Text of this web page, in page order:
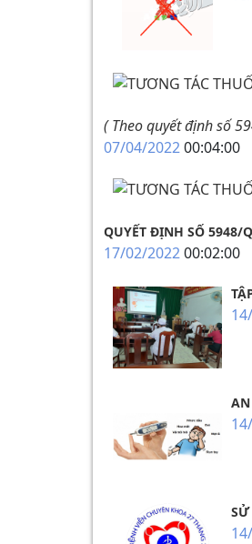
( Theo quyết định số
07/04/202200:04:00
QUYẾT ĐỊNH SỐ 5948/
17/02/202200:02:00
SỬ